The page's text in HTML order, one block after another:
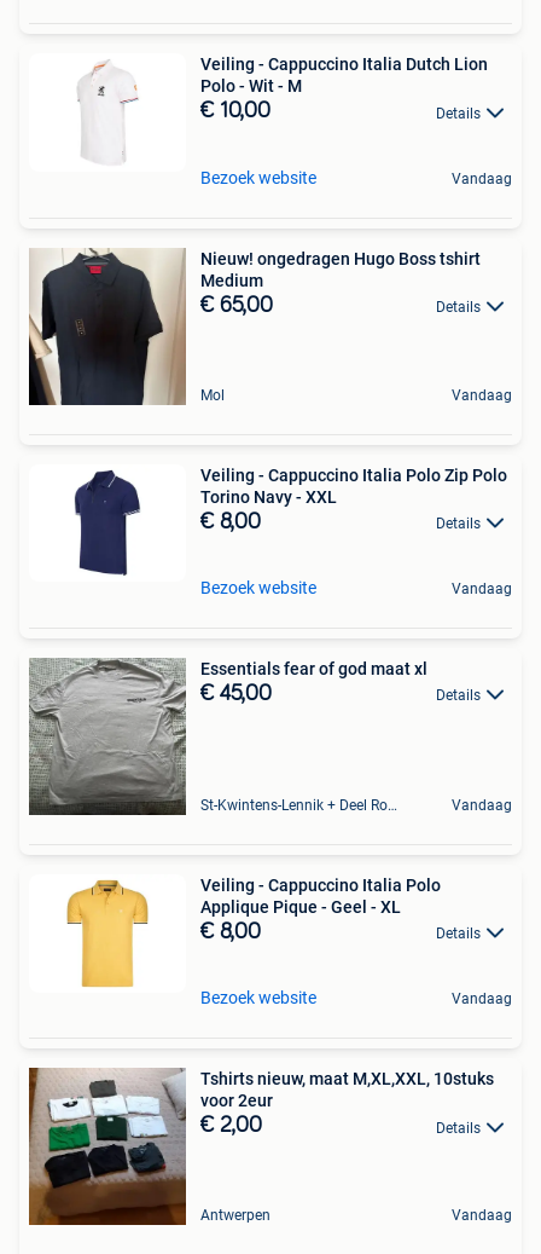
Veiling - Cappuccino Italia Dutch Lion
Polo - Wit - M
€ 10,00 Details
Bezoek website Vandaag
Nieuw! ongedragen Hugo Boss tshirt
Medium
€ 65,00 Details
Mol Vandaag
Veiling - Cappuccino Italia Polo Zip Polo
Torino Navy - XXL
€ 8,00 Details
Bezoek website Vandaag
Essentials fear of god maat xl
€ 45,00 Details
St-Kwintens-Lennik + Deel Roosdaal Vandaag
Veiling - Cappuccino Italia Polo
Applique Pique - Geel - XL
€ 8,00 Details
Bezoek website Vandaag
Tshirts nieuw, maat M,XL,XXL, 10stuks
voor 2eur
€ 2,00 Details
Antwerpen Vandaag